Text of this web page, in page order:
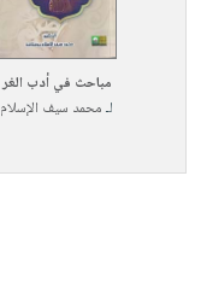
مباحث في أدب الغر
لـمحمد سيف الإسلام